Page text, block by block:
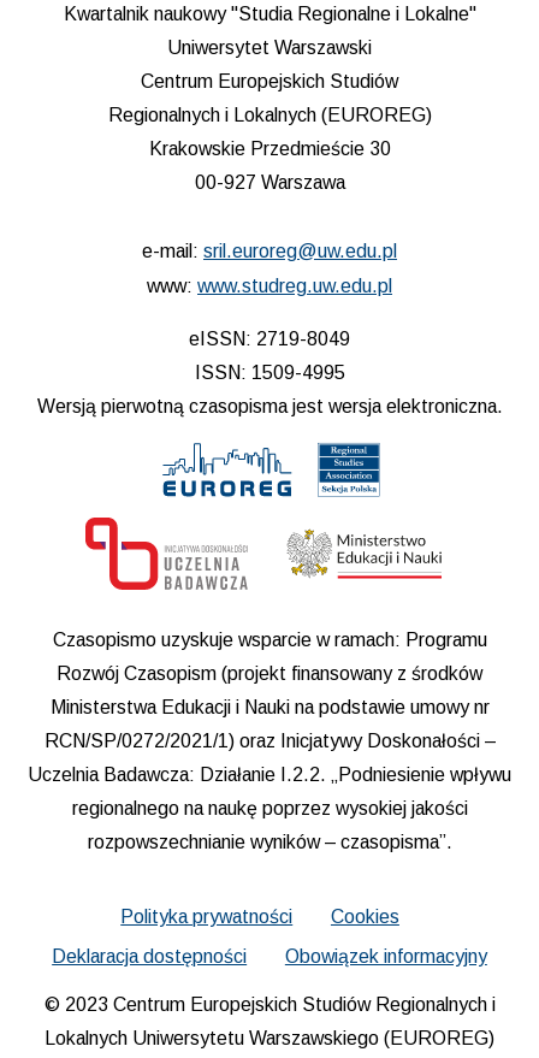
Kwartalnik naukowy "Studia Regionalne i Lokalne"
Uniwersytet Warszawski
Centrum Europejskich Studiów
Regionalnych i Lokalnych (EUROREG)
Krakowskie Przedmieście 30
00-927 Warszawa
e-mail: sril.euroreg@uw.edu.pl
www: www.studreg.uw.edu.pl
eISSN: 2719-8049
ISSN: 1509-4995
Wersją pierwotną czasopisma jest wersja elektroniczna.
Czasopismo uzyskuje wsparcie w ramach: Programu
Rozwój Czasopism (projekt finansowany z środków
Ministerstwa Edukacji i Nauki na podstawie umowy nr
RCN/SP/0272/2021/1) oraz Inicjatywy Doskonałości –
Uczelnia Badawcza: Działanie I.2.2. „Podniesienie wpływu
regionalnego na naukę poprzez wysokiej jakości
rozpowszechnianie wyników – czasopisma”.
Polityka prywatności
Cookies
Deklaracja dostępności
Obowiązek informacyjny
© 2023 Centrum Europejskich Studiów Regionalnych i
Lokalnych Uniwersytetu Warszawskiego (EUROREG)